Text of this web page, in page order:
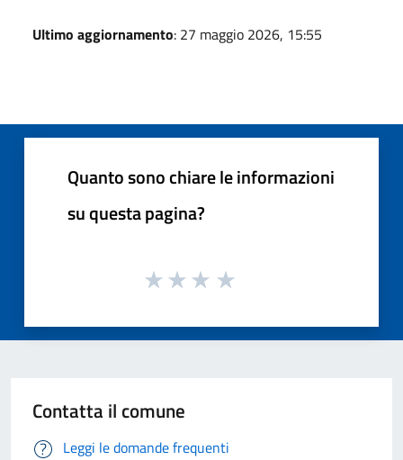
Ultimo aggiornamento: 27 maggio 2026, 15:55
Quanto sono chiare le informazioni
su questa pagina?
Contatta il comune
Leggi le domande frequenti